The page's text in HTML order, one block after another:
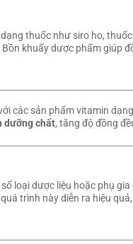
thuốc như siro ho,
Bồn khuấy dược phẩm giúp
các sản phẩm vitamin
dưỡng chất, tăng độ đồng
loại dược liệu hoặc phụ
trình này diễn ra hiệu